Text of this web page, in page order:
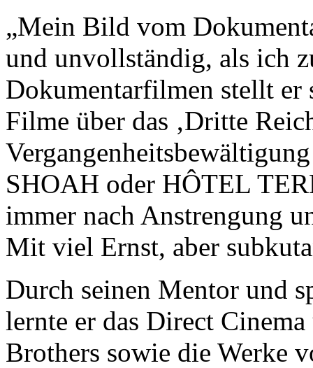
„Mein Bild vom
und unvollständig, als ich
Dokumentarfilmen stellt er
Filme über das ‚Dritte
SHOAH oder HÔTEL
immer nach Anstrengung
Mit viel Ernst, aber
Durch seinen Mentor und
lernte er das Direct
Brothers sowie die Werke